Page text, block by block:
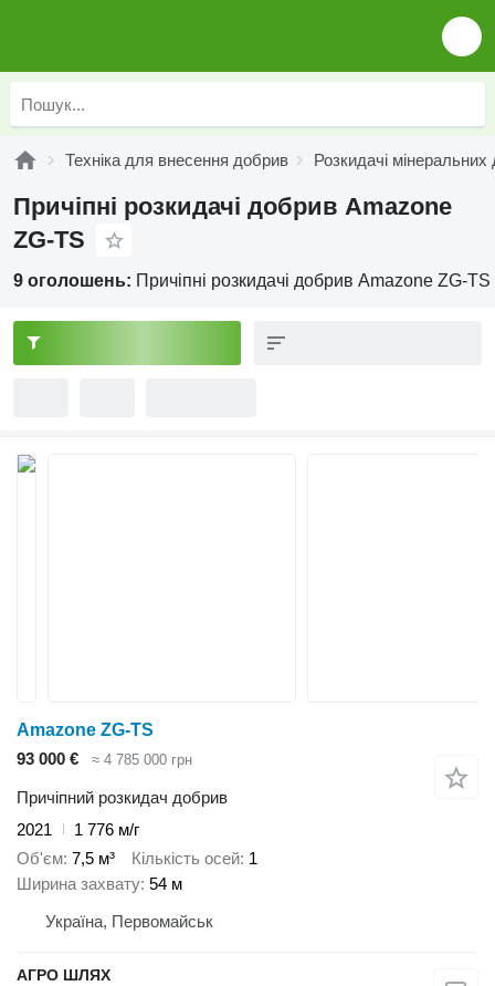
Техніка для внесення добрив Розкидачі
Причіпні розкидачі добрив Amazone
ZG-TS
9 оголошень: Причіпні розкидачі добрив Amazone ZG-TS
Amazone ZG-TS
93 000 €
≈ 4 785 000 грн
Причіпний розкидач добрив
2021
1 776 м/г
Об'єм 7,5 м³ Кількість осей 1
Ширина захвату 54 м
Україна, Первомайськ
АГРО ШЛЯХ